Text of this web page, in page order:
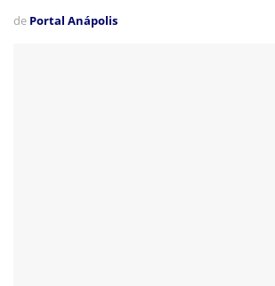
de Portal Anápolis